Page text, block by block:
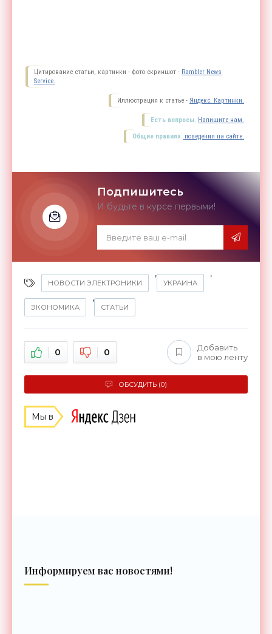
Цитирование статьи, картинки - фото скриншот - Rambler News
Service.
Иллюстрация к статье - Яндекс. Картинки.
Есть вопросы. Напишите нам.
Общие правила поведения на сайте.
Подпишитесь
И будьте в курсе первыми!
НОВОСТИ ЭЛЕКТРОНИКИ
,
УКРАИНА
,
ЭКОНОМИКА
,
СТАТЬИ
0 0
Добавить
в мою ленту
ОБСУДИТЬ (0)
Мы в
Информируем вас новостями!